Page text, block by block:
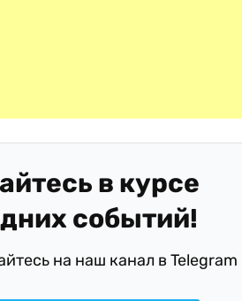
в курсе
событий!
на наш канал в Telegram